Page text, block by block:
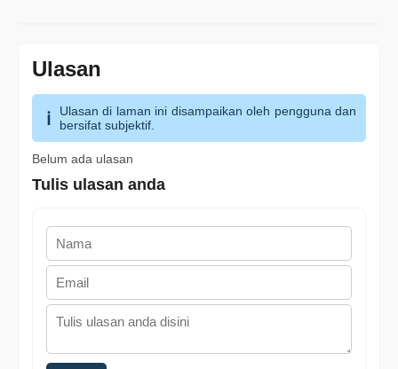
Ulasan
Ulasan di laman ini disampaikan oleh pengguna dan
bersifat subjektif.
Belum ada ulasan
Tulis ulasan anda